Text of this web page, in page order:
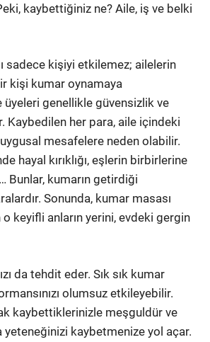
kaybettiğiniz ne? Aile, iş ve belki
sadece kişiyi etkilemez; ailelerin
kişi kumar oynamaya
üyeleri genellikle güvensizlik ve
Kaybedilen her para, aile içindeki
mesafelere neden olabilir.
hayal kırıklığı, eşlerin birbirlerine
Bunlar, kumarın getirdiği
Sonunda, kumar masası
o keyifli anların yerini, evdeki gergin
da tehdit eder. Sık sık kumar
olumsuz etkileyebilir.
kaybettiklerinizle meşguldür ve
yeteneğinizi kaybetmenize yol açar.